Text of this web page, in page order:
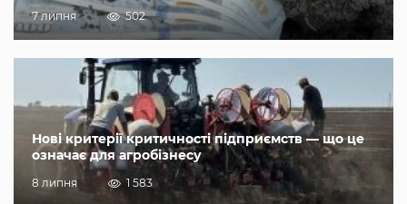
7 липня 502
Нові критерії критичності підприємств — що це
означає для агробізнесу
8 липня 1 583